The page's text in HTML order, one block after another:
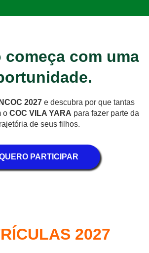
começa com uma
2027e descubra por que tantas
o COC VILA YARA para fazer parte da
de seus filhos.
PARTICIPAR
2027